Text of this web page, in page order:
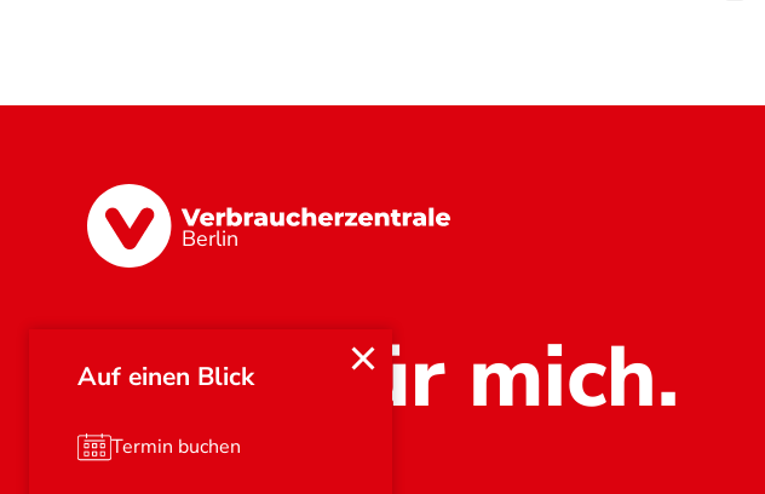
Auf einen Blick
Termin buchen
Berlin
Stark für mich.